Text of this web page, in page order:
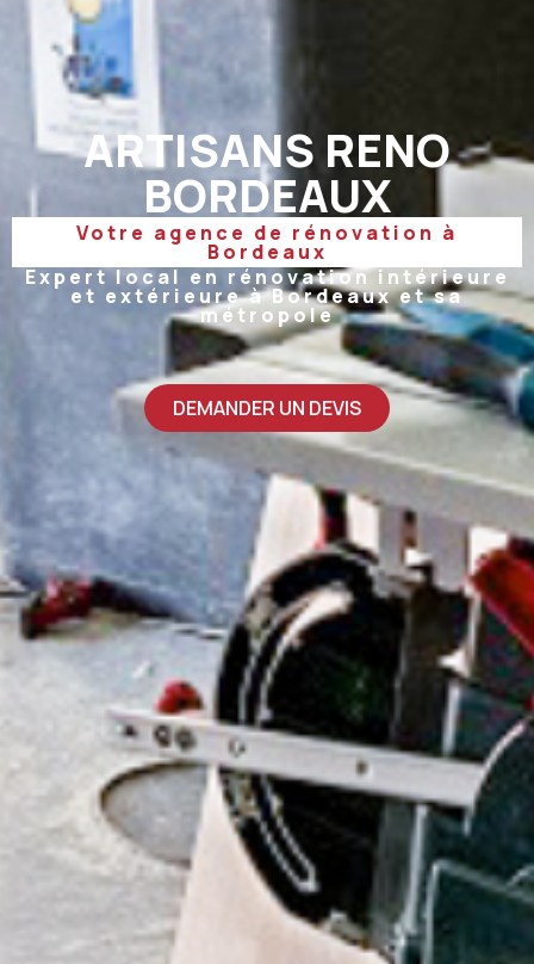
ARTISANS RENO
BORDEAUX
Votre agence de rénovation à
Bordeaux
Expert local en rénovation intérieure
et extérieure à Bordeaux et sa
métropole
DEMANDER UN DEVIS